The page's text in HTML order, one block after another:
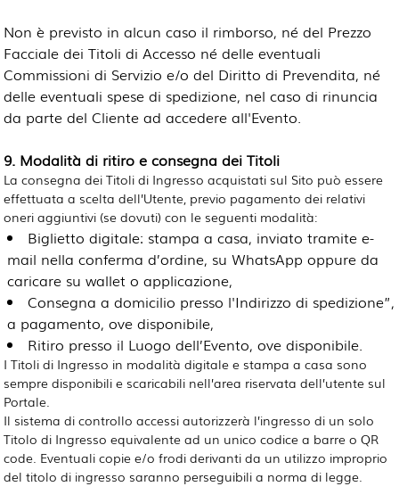
Non è previsto in alcun caso il rimborso, né del Prezzo
Facciale dei Titoli di Accesso né delle eventuali
Commissioni di Servizio e/o del Diritto di Prevendita, né
delle eventuali spese di spedizione, nel caso di rinuncia
da parte del Cliente ad accedere all'Evento.
9. Modalità di ritiro e consegna dei Titoli
La consegna dei Titoli di Ingresso acquistati sul Sito può essere
effettuata a scelta dell’Utente, previo pagamento dei relativi
oneri aggiuntivi (se dovuti) con le seguenti modalità:
Biglietto digitale: stampa a casa, inviato tramite e-
mail nella conferma d’ordine, su WhatsApp oppure da
caricare su wallet o applicazione,
Consegna a domicilio presso l'Indirizzo di spedizione”,
a pagamento, ove disponibile,
Ritiro presso il Luogo dell’Evento, ove disponibile.
I Titoli di Ingresso in modalità digitale e stampa a casa sono
sempre disponibili e scaricabili nell’area riservata dell’utente sul
Portale.
Il sistema di controllo accessi autorizzerà l’ingresso di un solo
Titolo di Ingresso equivalente ad un unico codice a barre o QR
code. Eventuali copie e/o frodi derivanti da un utilizzo improprio
del titolo di ingresso saranno perseguibili a norma di legge.